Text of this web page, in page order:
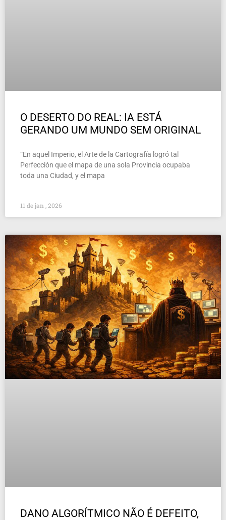
O DESERTO DO REAL: IA ESTÁ
GERANDO UM MUNDO SEM ORIGINAL
“En aquel Imperio, el Arte de la Cartografía logró tal
Perfección que el mapa de una sola Provincia ocupaba
toda una Ciudad, y el mapa
11 de jan , 2026
DANO ALGORÍTMICO NÃO É DEFEITO,